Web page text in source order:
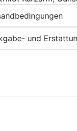
und